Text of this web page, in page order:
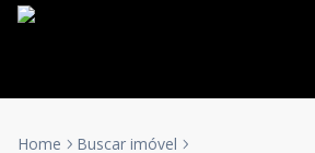
Home
Buscar imóvel